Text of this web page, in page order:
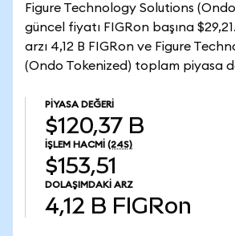
Figure Technology Solutions
güncel fiyatı FIGRon başına
arzı 4,12 B FIGRon ve Figure
(Ondo Tokenized) toplam piyasa
PIYASA DEĞERI
$120,37 B
İŞLEM HACMI (24S)
$153,51
DOLAŞIMDAKI ARZ
4,12 B FIGRon